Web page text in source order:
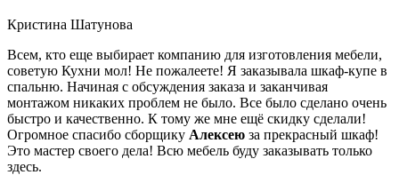
Кристина Шатунова
Всем, кто еще выбирает компанию для изготовления мебели,
советую Кухни мол! Не пожалеете! Я заказывала шкаф-купе в
спальню. Начиная с обсуждения заказа и заканчивая
монтажом никаких проблем не было. Все было сделано очень
быстро и качественно. К тому же мне ещё скидку сделали!
Огромное спасибо сборщику Алексею за прекрасный шкаф!
Это мастер своего дела! Всю мебель буду заказывать только
здесь.